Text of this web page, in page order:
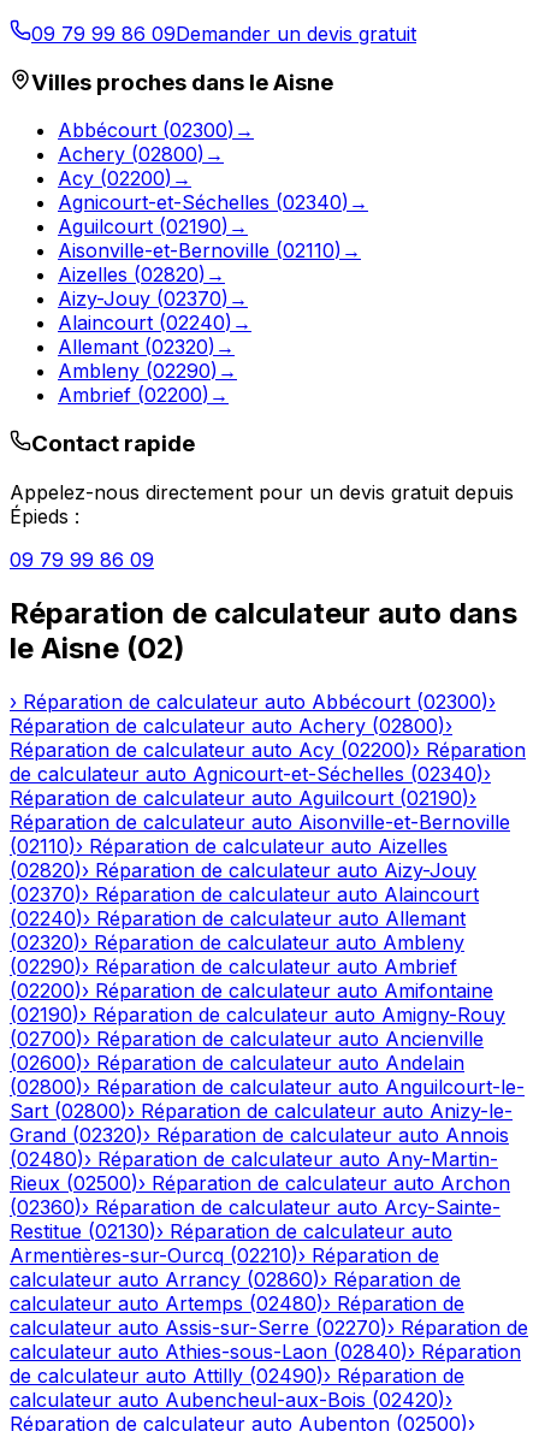
09 79 99 86 09Demander un devis gratuit
Villes proches dans leAisne
Abbécourt (02300) →
Achery (02800) →
Acy (02200) →
Agnicourt-et-Séchelles (02340) →
Aguilcourt (02190) →
Aisonville-et-Bernoville (02110) →
Aizelles (02820) →
Aizy-Jouy (02370) →
Alaincourt (02240) →
Allemant (02320) →
Ambleny (02290) →
Ambrief (02200) →
Contact rapide
Appelez-nous directement pour un devis gratuit depuis
Épieds :
09 79 99 86 09
Réparation de calculateur auto dans
le Aisne (02)
› Réparation de calculateur auto Abbécourt (02300)›
Réparation de calculateur auto Achery (02800)›
Réparation de calculateur auto Acy (02200)› Réparation
de calculateur auto Agnicourt-et-Séchelles (02340)›
Réparation de calculateur auto Aguilcourt (02190)›
Réparation de calculateur auto Aisonville-et-Bernoville
(02110)› Réparation de calculateur auto Aizelles
(02820)› Réparation de calculateur auto Aizy-Jouy
(02370)› Réparation de calculateur auto Alaincourt
(02240)› Réparation de calculateur auto Allemant
(02320)› Réparation de calculateur auto Ambleny
(02290)› Réparation de calculateur auto Ambrief
(02200)› Réparation de calculateur auto Amifontaine
(02190)› Réparation de calculateur auto Amigny-Rouy
(02700)› Réparation de calculateur auto Ancienville
(02600)› Réparation de calculateur auto Andelain
(02800)› Réparation de calculateur auto Anguilcourt-le-
Sart (02800)› Réparation de calculateur auto Anizy-le-
Grand (02320)› Réparation de calculateur auto Annois
(02480)› Réparation de calculateur auto Any-Martin-
Rieux (02500)› Réparation de calculateur auto Archon
(02360)› Réparation de calculateur auto Arcy-Sainte-
Restitue (02130)› Réparation de calculateur auto
Armentières-sur-Ourcq (02210)› Réparation de
calculateur auto Arrancy (02860)› Réparation de
calculateur auto Artemps (02480)› Réparation de
calculateur auto Assis-sur-Serre (02270)› Réparation de
calculateur auto Athies-sous-Laon (02840)› Réparation
de calculateur auto Attilly (02490)› Réparation de
calculateur auto Aubencheul-aux-Bois (02420)›
Réparation de calculateur auto Aubenton (02500)›